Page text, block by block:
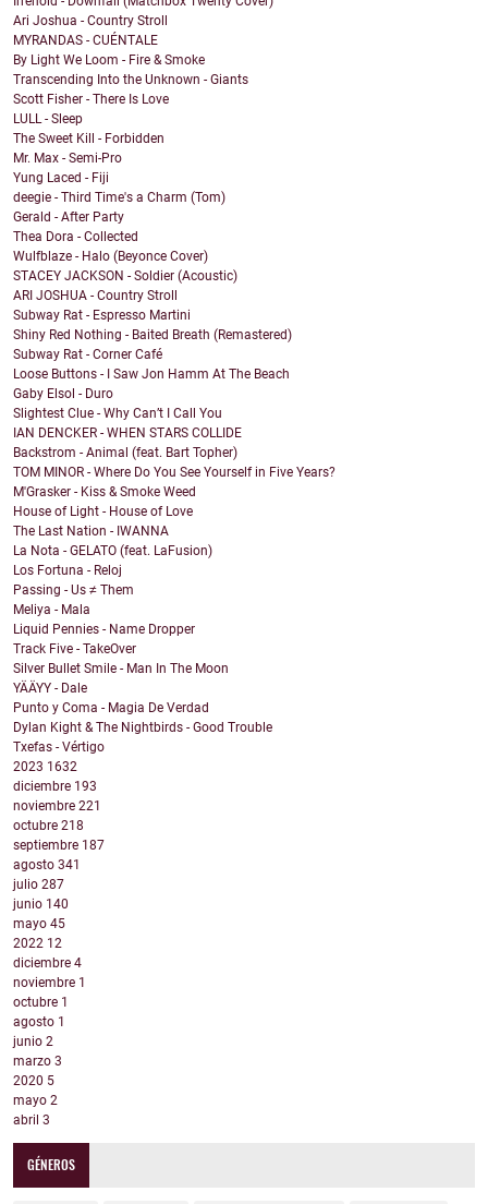
Ari Joshua - Country Stroll
MYRANDAS - CUÉNTALE
By Light We Loom - Fire & Smoke
Transcending Into the Unknown - Giants
Scott Fisher - There Is Love
LULL - Sleep
The Sweet Kill - Forbidden
Mr. Max - Semi-Pro
Yung Laced - Fiji
deegie - Third Time's a Charm (Tom)
Gerald - After Party
Thea Dora - Collected
Wulfblaze - Halo (Beyonce Cover)
STACEY JACKSON - Soldier (Acoustic)
ARI JOSHUA - Country Stroll
Subway Rat - Espresso Martini
Shiny Red Nothing - Baited Breath (Remastered)
Subway Rat - Corner Café
Loose Buttons - I Saw Jon Hamm At The Beach
Gaby Elsol - Duro
Slightest Clue - Why Can’t I Call You
IAN DENCKER - WHEN STARS COLLIDE
Backstrom - Animal (feat. Bart Topher)
TOM MINOR - Where Do You See Yourself in Five Years?
M'Grasker - Kiss & Smoke Weed
House of Light - House of Love
The Last Nation - IWANNA
La Nota - GELATO (feat. LaFusion)
Los Fortuna - Reloj
Passing - Us ≠ Them
Meliya - Mala
Liquid Pennies - Name Dropper
Track Five - TakeOver
Silver Bullet Smile - Man In The Moon
YÄÄYY - Dale
Punto y Coma - Magia De Verdad
Dylan Kight & The Nightbirds - Good Trouble
Txefas - Vértigo
2023 1632
diciembre 193
noviembre 221
octubre 218
septiembre 187
agosto 341
julio 287
junio 140
mayo 45
2022 12
diciembre 4
noviembre 1
octubre 1
agosto 1
junio 2
marzo 3
2020 5
mayo 2
abril 3
GÉNEROS